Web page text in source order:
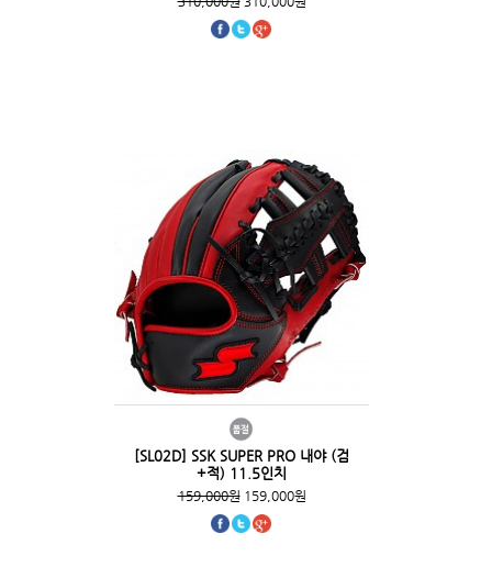
[SL02D] SSK SUPER PRO 내야 (검
+적) 11.5인치
159,000원159,000원